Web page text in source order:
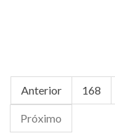
Anterior 168
Próximo